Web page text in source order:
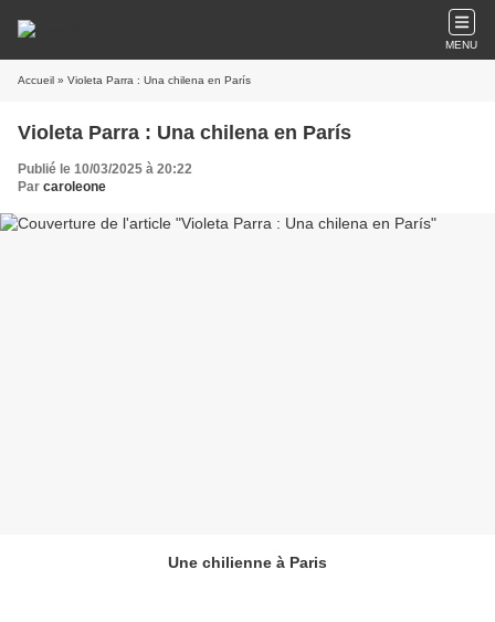
MENU
Accueil » Violeta Parra : Una chilena en París
Violeta Parra : Una chilena en París
Publié le 10/03/2025 à 20:22
Par caroleone
Une chilienne à Paris